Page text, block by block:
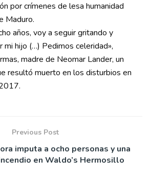
por crímenes de lesa humanidad
Maduro.
años, voy a seguir gritando y
mi hijo (…) Pedimos celeridad»,
madre de Neomar Lander, un
resultó muerto en los disturbios en
Previous Post
imputa a ocho personas y una
en Waldo’s Hermosillo